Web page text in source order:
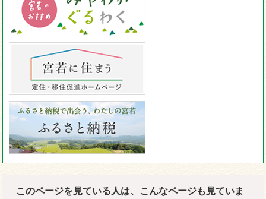
このページを見ている人は、こんなページも見ていま